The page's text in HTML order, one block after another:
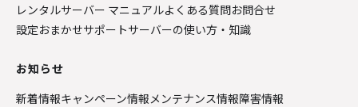
レンタルサーバー マニュアルよくある質問お問合せ
設定おまかせサポートサーバーの使い方・知識
お知らせ
新着情報キャンペーン情報メンテナンス情報障害情報